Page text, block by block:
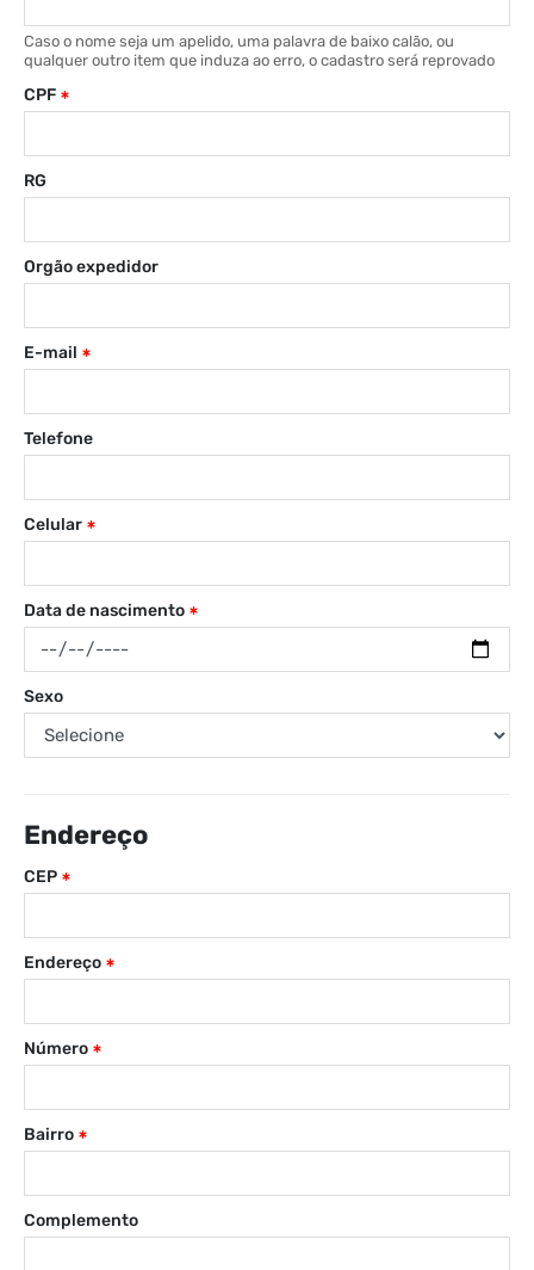
Caso o nome seja um apelido, uma palavra de baixo calão, ou
qualquer outro item que induza ao erro, o cadastro será reprovado
CPF
RG
Orgão expedidor
E-mail
Telefone
Celular
Data de nascimento
Sexo
Endereço
CEP
Endereço
Número
Bairro
Complemento